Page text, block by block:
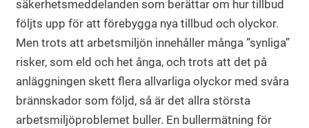
säkerhetsmeddelanden som berättar om hur tillbud
följts upp för att förebygga nya tillbud och olyckor.
Men trots att arbetsmiljön innehåller många ”synliga”
risker, som eld och het ånga, och trots att det på
anläggningen skett flera allvarliga olyckor med svåra
brännskador som följd, så är det allra största
arbetsmiljöproblemet buller. En bullermätning för